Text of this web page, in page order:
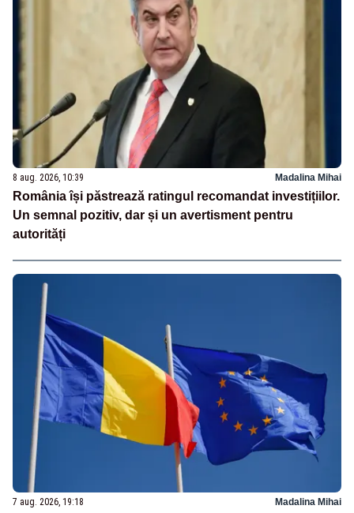
8 aug. 2026, 10:39 Madalina Mihai
România își păstrează ratingul recomandat investițiilor.
Un semnal pozitiv, dar și un avertisment pentru
autorități
7 aug. 2026, 19:18 Madalina Mihai